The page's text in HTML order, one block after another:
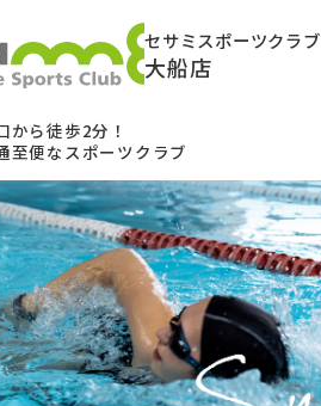
セサミスポーツクラブ
大船店
から徒歩2分！
至便なスポーツクラブ